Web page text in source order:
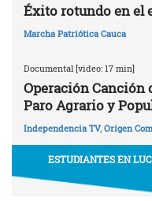
Éxito rotundo en el
Marcha Patriótica Cauca
Documental [video: 17 min]
Operación Canción
Paro Agrario y
Independencia TV, Origen
ESTUDIANTES EN